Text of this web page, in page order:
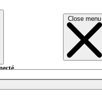
Close menu